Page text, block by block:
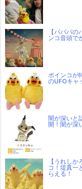
【パパパ
ンコ音頭で
ポインコが
のUFOキャ
闇が深いと
開！闇が深
【うれし
コ！堤真一
らえる！